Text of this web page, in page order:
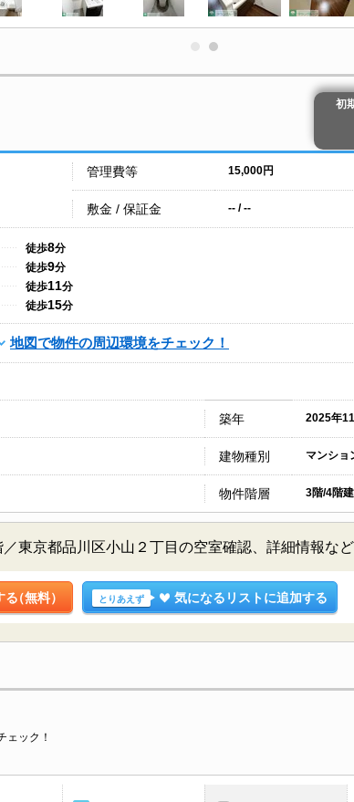
初
管理費等 15,000円
敷金 / 保証金 -- / --
徒歩8分
徒歩9分
徒歩11分
徒歩15分
地図で物件の周辺環境をチェック！
築年 2025年
建物種別 マンショ
物件階層 3階/4階建
東京都品川区小山２丁目の空室確認、詳細情報な
る（無料） とりあえず 気になるリストに追加する
ェック！